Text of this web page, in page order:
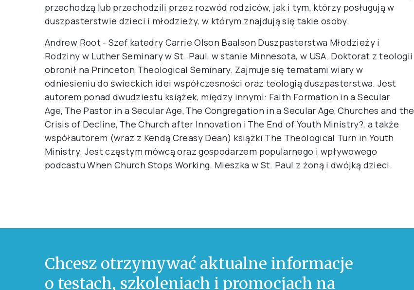
przechodzą lub przechodzili przez rozwód rodziców, jak i tym, którzy posługują w
duszpasterstwie dzieci i młodzieży, w którym znajdują się takie osoby.
Andrew Root - Szef katedry Carrie Olson Baalson Duszpasterstwa Młodzieży i
Rodziny w Luther Seminary w St. Paul, w stanie Minnesota, w USA. Doktorat z teologii
obronił na Princeton Theological Seminary. Zajmuje się tematami wiary w
odniesieniu do świeckich idei współczesności oraz teologią duszpasterstwa. Jest
autorem ponad dwudziestu książek, między innymi: Faith Formation in a Secular
Age, The Pastor in a Secular Age, The Congregation in a Secular Age, Churches and the
Crisis of Decline, The Church after Innovation i The End of Youth Ministry?, a także
współautorem (wraz z Kendą Creasy Dean) książki The Theological Turn in Youth
Ministry. Jest częstym mówcą oraz gospodarzem popularnego i wpływowego
podcastu When Church Stops Working. Mieszka w St. Paul z żoną i dwójką dzieci.
Chcesz otrzymywać aktualne informacje
o testach, szkoleniach i promocjach na